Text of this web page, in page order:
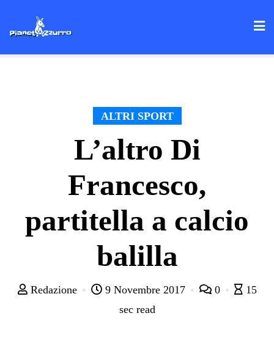
ALTRI SPORT
L’altro Di
Francesco,
partitella a calcio
balilla
Redazione 9 Novembre 2017 0
15
sec read